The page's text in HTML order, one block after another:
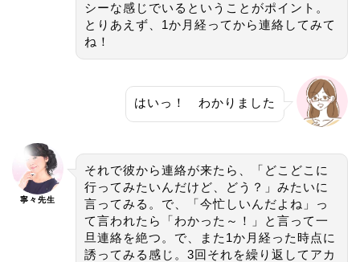
シーな感じでいるということがポイント。
とりあえず、1か月経ってから連絡してみて
ね！
はいっ！ わかりました
寧々先生
それで彼から連絡が来たら、「どこどこに
行ってみたいんだけど、どう？」みたいに
言ってみる。で、「今忙しいんだよね」っ
て言われたら「わかった～！」と言って一
旦連絡を絶つ。で、また1か月経った時点に
誘ってみる感じ。3回それを繰り返してアカ